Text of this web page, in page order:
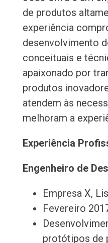
de produtos
experiência
desenvolvimento
conceituais e
apaixonado por
produtos
atendem às
melhoram a
Experiência
Engenheiro de
Empresa X,
Fevereiro
protótipos de